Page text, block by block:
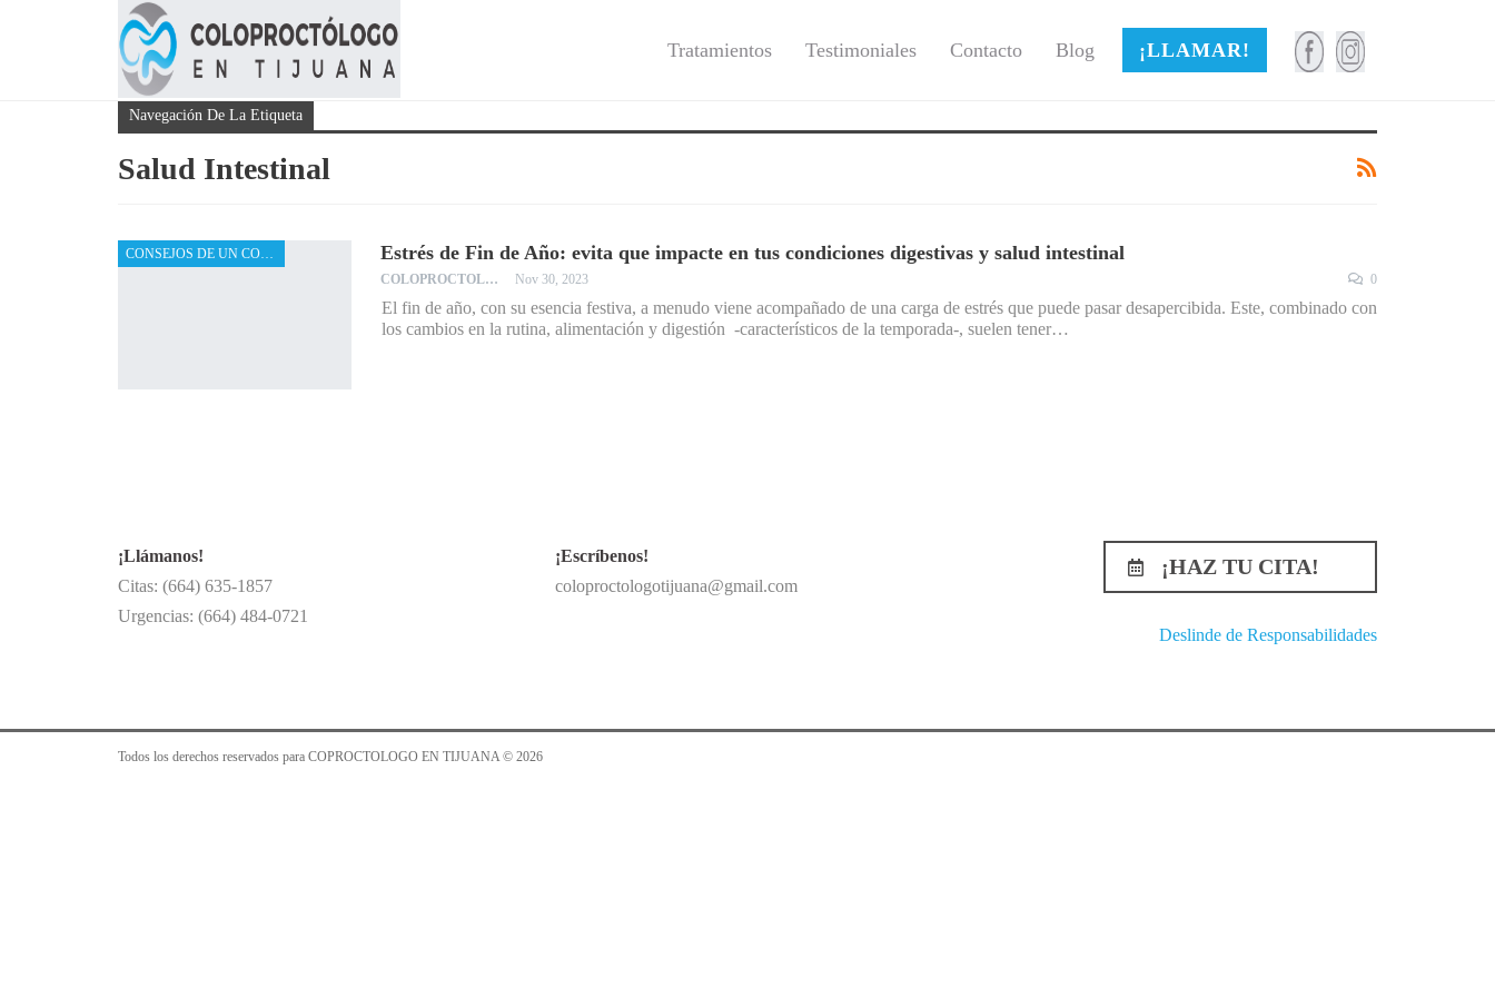
Tratamientos Testimoniales Contacto Blog ¡LLAMAR!
Navegación De La Etiqueta
Salud Intestinal
Estrés de Fin de Año: evita que impacte en tus condiciones digestivas y salud intestinal
COLOPROCTOLOGO Nov 30, 2023 0
El fin de año, con su esencia festiva, a menudo viene acompañado de una carga de estrés que puede pasar desapercibida. Este, combinado con
los cambios en la rutina, alimentación y digestión -característicos de la temporada-, suelen tener…
¡Llámanos!
Citas: (664) 635-1857
Urgencias: (664) 484-0721
¡Escríbenos!
coloproctologotijuana@gmail.com
¡HAZ TU CITA!
Deslinde de Responsabilidades
Todos los derechos reservados para COPROCTOLOGO EN TIJUANA © 2026